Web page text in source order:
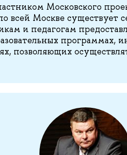
Московского
всей Москве существует
и педагогам
программах,
позволяющих